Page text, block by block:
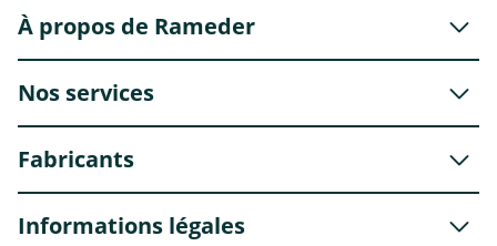
À propos de Rameder
Nos services
Fabricants
Informations légales